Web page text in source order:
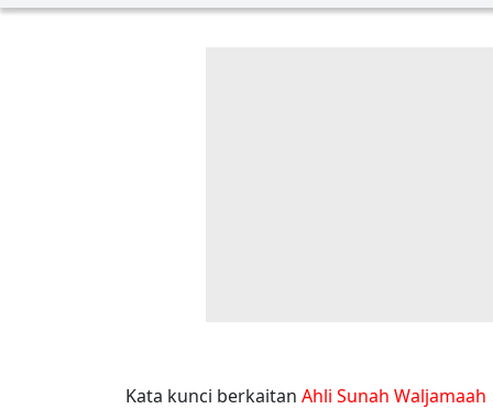
Kata kunci berkaitan Ahli Sunah Waljamaah